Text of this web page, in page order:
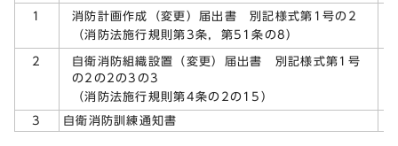
1
消防計画作成（変更）届出書 別記様式第1号の2
（消防法施行規則第3条，第51条の8）
2
自衛消防組織設置（変更）届出書 別記様式第1号
の2の2の3の3
（消防法施行規則第4条の2の15）
3 自衛消防訓練通知書